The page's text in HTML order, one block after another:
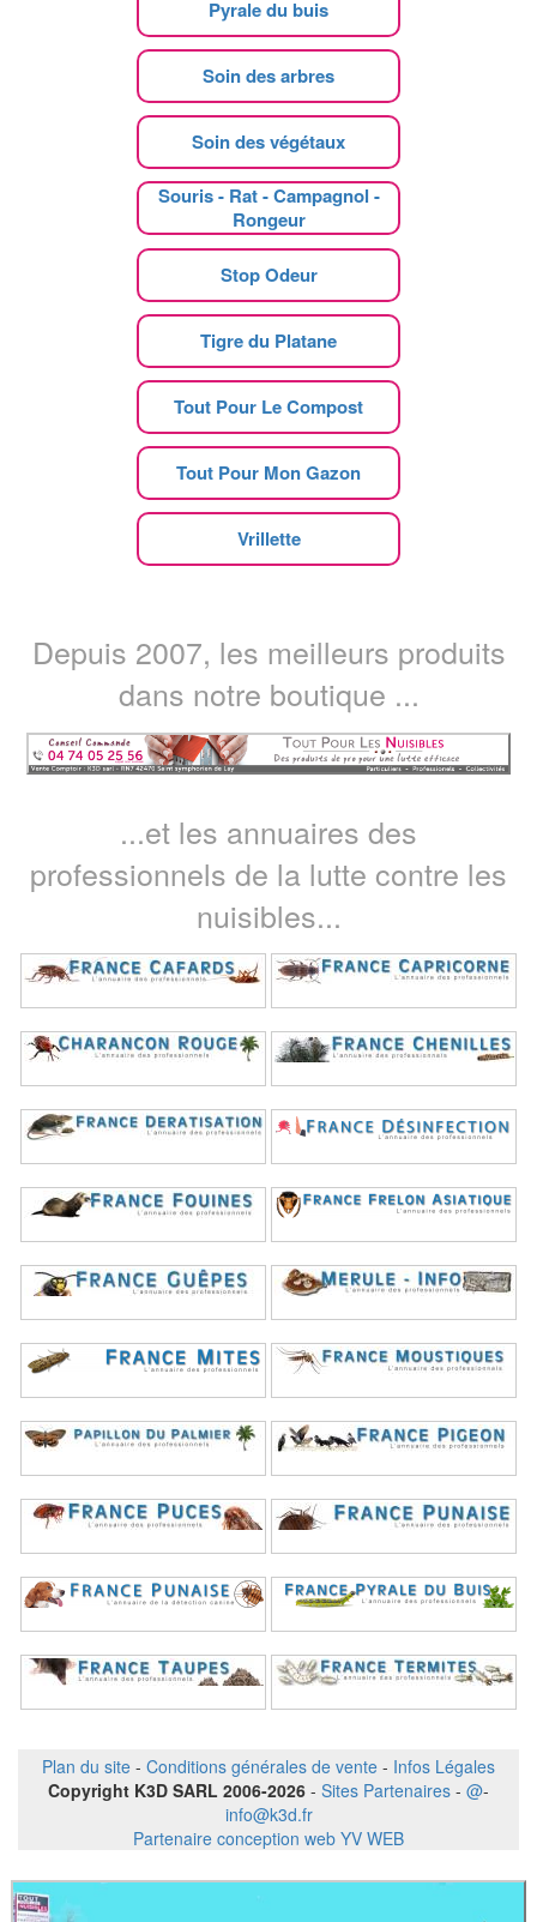
Pyrale du buis
Soin des arbres
Soin des végétaux
Souris - Rat - Campagnol -
Rongeur
Stop Odeur
Tigre du Platane
Tout Pour Le Compost
Tout Pour Mon Gazon
Vrillette
Depuis 2007, les meilleurs produits
dans notre boutique ...
...et les annuaires des
professionnels de la lutte contre les
nuisibles...
Plan du site - Conditions générales de vente - Infos Légales
Copyright K3D SARL 2006-2026 - Sites Partenaires - @-
info@k3d.fr
Partenaire conception web YV WEB